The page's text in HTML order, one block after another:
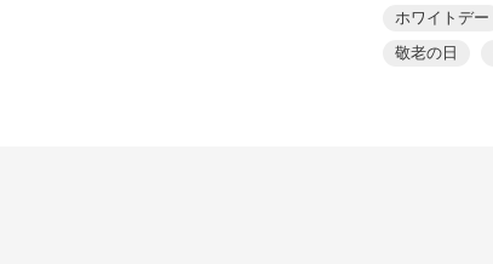
ホワイトデー
敬老の日